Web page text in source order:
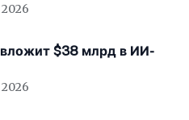
вложит $38 млрд в ИИ-